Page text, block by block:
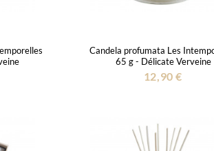
Candela profumata Les
65 g - Délicate Verveine
12,90 €